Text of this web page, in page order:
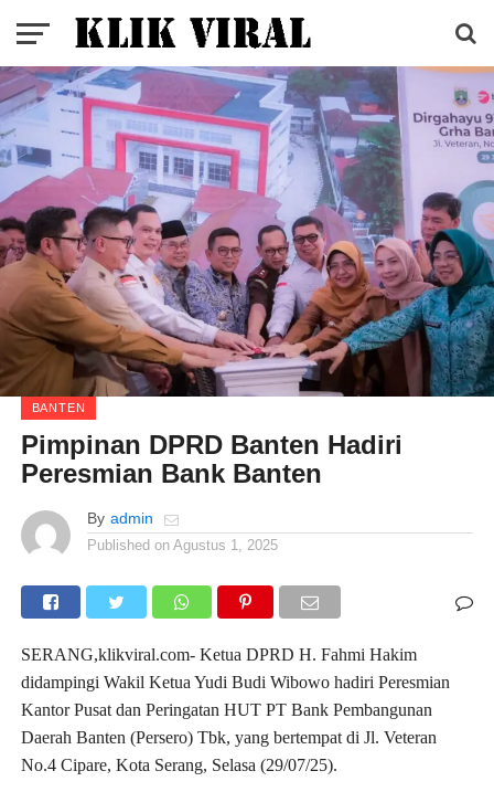
BANTEN
Pimpinan DPRD Banten Hadiri
Peresmian Bank Banten
By admin
Published on Agustus 1, 2025
SERANG,klikviral.com- Ketua DPRD H. Fahmi Hakim
didampingi Wakil Ketua Yudi Budi Wibowo hadiri Peresmian
Kantor Pusat dan Peringatan HUT PT Bank Pembangunan
Daerah Banten (Persero) Tbk, yang bertempat di Jl. Veteran
No.4 Cipare, Kota Serang, Selasa (29/07/25).